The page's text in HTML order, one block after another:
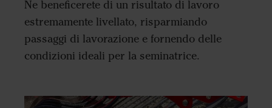
Ne beneficerete di un risultato di lavoro
estremamente livellato, risparmiando
passaggi di lavorazione e fornendo delle
condizioni ideali per la seminatrice.